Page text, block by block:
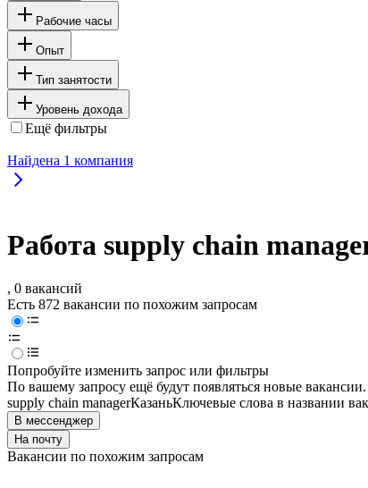
Рабочие часы
Опыт
Тип занятости
Уровень дохода
Ещё фильтры
Найдена 1 компания
Работа supply chain
, 0 вакансий
Есть 872 вакансии по похожим запросам
Попробуйте изменить запрос или фильтры
По вашему запросу ещё будут появляться новые
supply chain managerКазаньКлючевые слова в названии
В мессенджер
На почту
Вакансии по похожим запросам